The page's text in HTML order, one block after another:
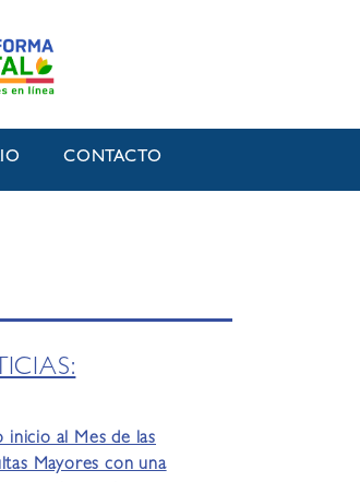
CONTACTO
inicio al Mes de las
Mayores con una